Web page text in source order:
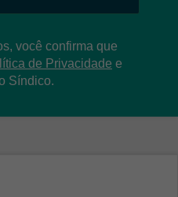
você confirma que
de Privacidade e
Síndico.